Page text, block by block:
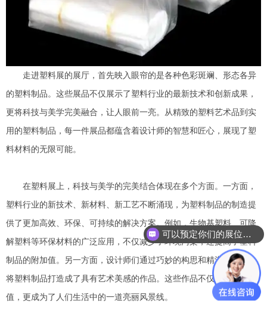
走进塑料展的展厅，首先映入眼帘的是各种色彩斑斓、形态各异
的塑料制品。这些展品不仅展示了塑料行业的最新技术和创新成果，
更将科技与美学完美融合，让人眼前一亮。从精致的塑料艺术品到实
用的塑料制品，每一件展品都蕴含着设计师的智慧和匠心，展现了塑
料材料的无限可能。
在塑料展上，科技与美学的完美结合体现在多个方面。一方面，
塑料行业的新技术、新材料、新工艺不断涌现，为塑料制品的制造提
供了更加高效、环保、可持续的解决方案。例如，生物基塑料、可降
解塑料等环保材料的广泛应用，不仅减少了环境污染，还提高了塑料
制品的附加值。另一方面，设计师们通过巧妙的构思和精湛的工艺，
将塑料制品打造成了具有艺术美感的作品。这些作品不仅具有实用价
值，更成为了人们生活中的一道亮丽风景线。
可以预定你们的展位吗？